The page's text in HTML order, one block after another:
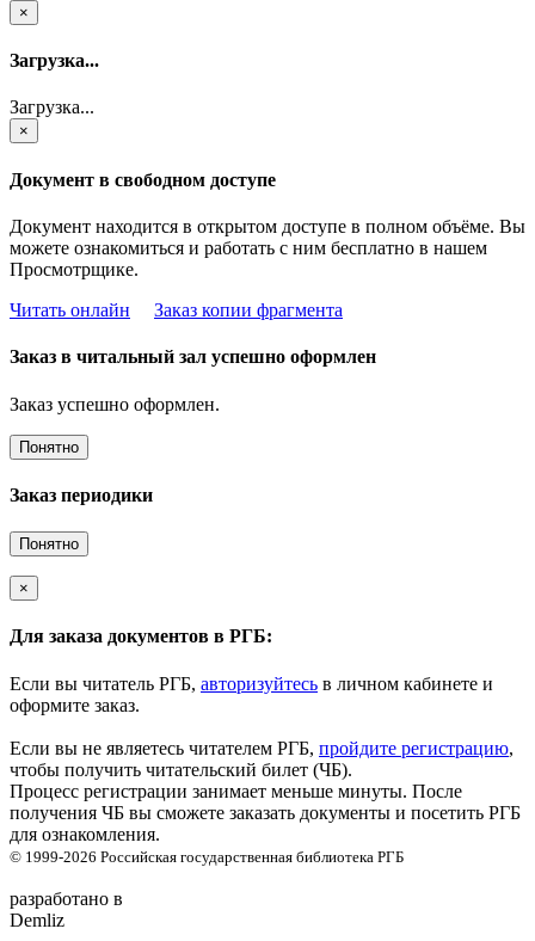
×
Загрузка...
Загрузка...
×
Документ в свободном доступе
Документ находится в открытом доступе в полном объёме. Вы
можете ознакомиться и работать с ним бесплатно в нашем
Просмотрщике.
Читать онлайн
Заказ копии фрагмента
Заказ в читальный зал успешно оформлен
Заказ успешно оформлен.
Понятно
Заказ периодики
Понятно
×
Для заказа документов в РГБ:
Если вы читатель РГБ, авторизуйтесь в личном кабинете и
оформите заказ.
Если вы не являетесь читателем РГБ, пройдите регистрацию,
чтобы получить читательский билет (ЧБ).
Процесс регистрации занимает меньше минуты. После
получения ЧБ вы сможете заказать документы и посетить РГБ
для ознакомления.
© 1999-2026 Российская государственная библиотека РГБ
разработано в
Demliz